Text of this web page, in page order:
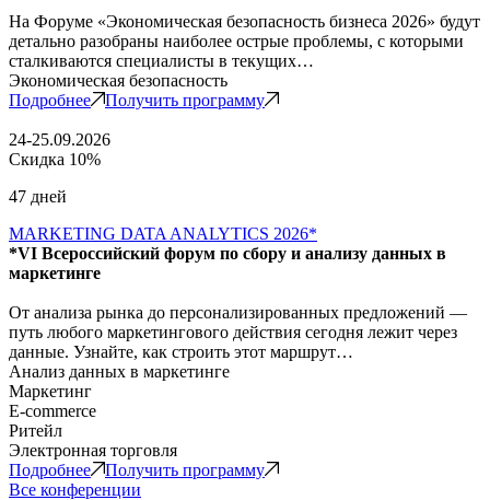
На Форуме «Экономическая безопасность бизнеса 2026» будут
детально разобраны наиболее острые проблемы, с которыми
сталкиваются специалисты в текущих…
Экономическая безопасность
Подробнее
Получить программу
24-25.09.2026
Скидка 10%
47 дней
MARKETING DATA ANALYTICS 2026*
*VI Всероссийский форум по сбору и анализу данных в
маркетинге
От анализа рынка до персонализированных предложений —
путь любого маркетингового действия сегодня лежит через
данные. Узнайте, как строить этот маршрут…
Анализ данных в маркетинге
Маркетинг
E-commerce
Ритейл
Электронная торговля
Подробнее
Получить программу
Все конференции